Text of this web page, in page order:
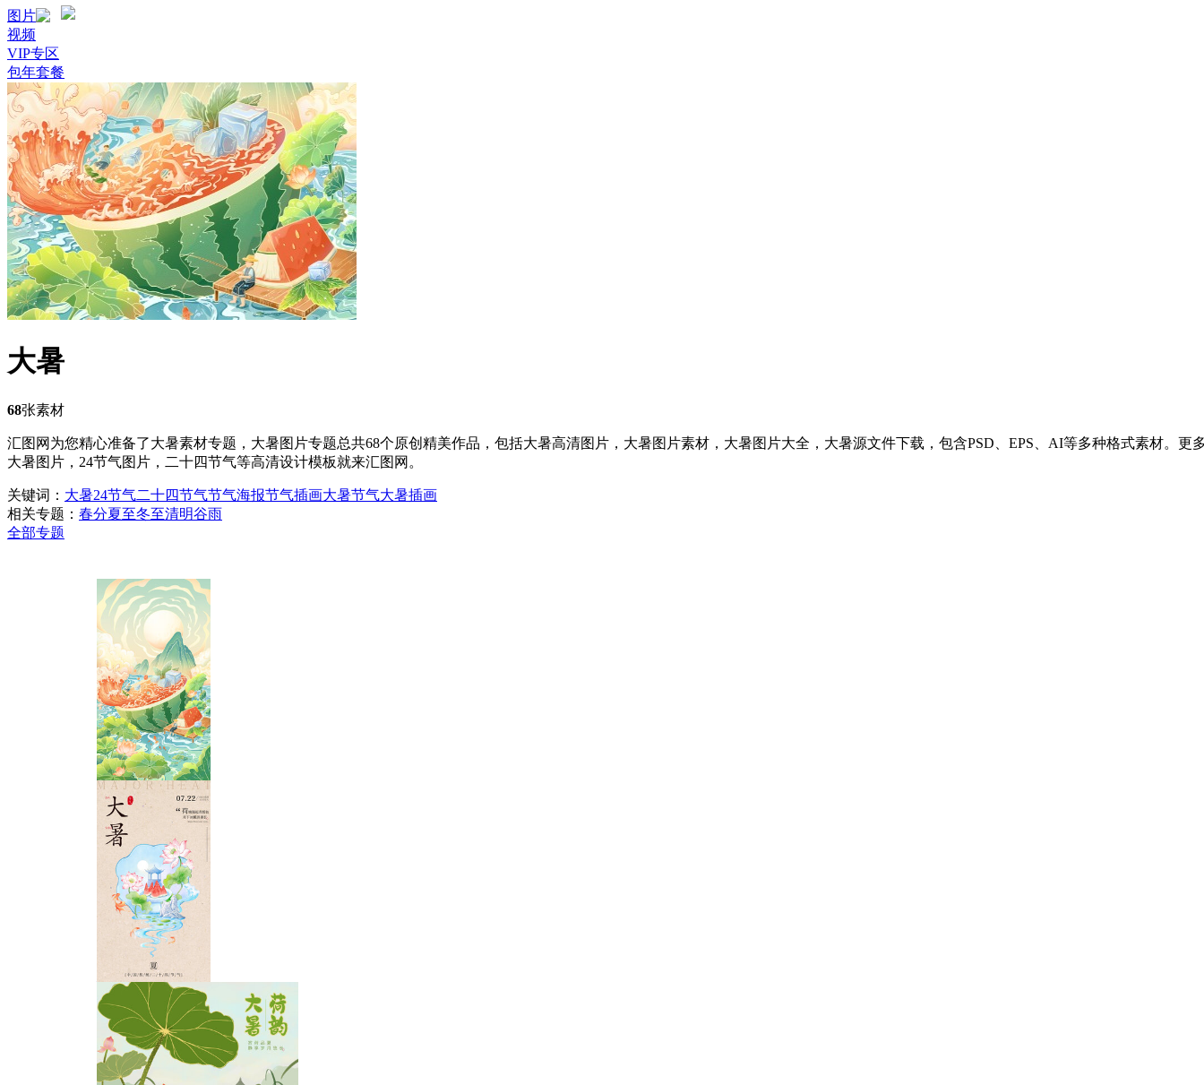
图片
视频
VIP专区
包年套餐
大暑
68张素材
汇图网为您精心准备了大暑素材专题，大暑图片专题总共68个原创精美作品，包括大暑高清图片，大暑图片素材，大暑图片大全，大暑源文件下载，包含PSD、EPS、AI等多种格式素材。更
大暑图片，24节气图片，二十四节气等高清设计模板就来汇图网。
关键词： 大暑24节气二十四节气节气海报节气插画大暑节气大暑插画
相关专题： 春分夏至冬至清明谷雨
全部专题
大暑国朝插画设